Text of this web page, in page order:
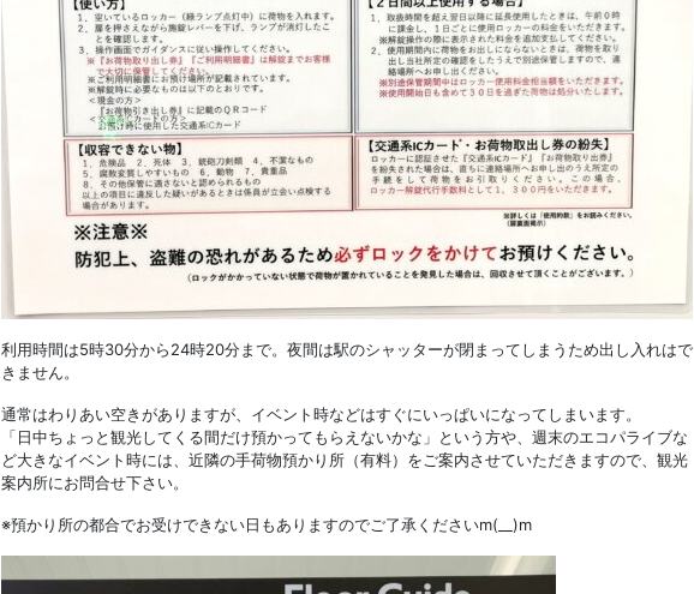
利用時間は5時30分から24時20分まで。夜間は駅のシャッターが閉まってしまうため出し入れはで
きません。
通常はわりあい空きがありますが、イベント時などはすぐにいっぱいになってしまいます。
「日中ちょっと観光してくる間だけ預かってもらえないかな」という方や、週末のエコパライブな
ど大きなイベント時には、近隣の手荷物預かり所（有料）をご案内させていただきますので、観光
案内所にお問合せ下さい。
※預かり所の都合でお受けできない日もありますのでご了承くださいm(__)m